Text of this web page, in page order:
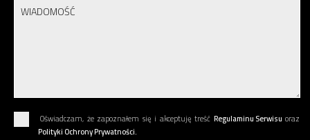
Oświadczam, że zapoznałem się i akceptuję treść Regulaminu Serwisu oraz
Polityki Ochrony Prywatności.